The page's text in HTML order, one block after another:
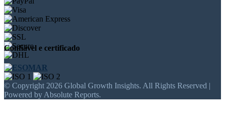
Confiável e certificado
© Copyright 2026 Global Growth Insights. All Rights Reserved |
Powered by Absolute Reports.